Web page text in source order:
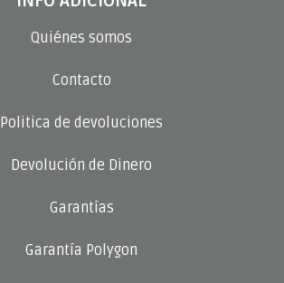
Quiénes somos
Contacto
Politica de devoluciones
Devolución de Dinero
Garantías
Garantía Polygon